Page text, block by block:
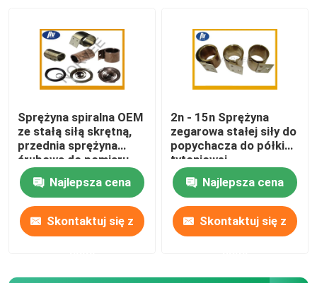
Sprężyna spiralna OEM
ze stałą siłą skrętną,
przednia sprężyna
śrubowa do pomiaru
taśmy
Najlepsza cena
Skontaktuj się z
2n - 15n Sprężyna
zegarowa stałej siły do
​​popychacza do półki
tytoniowej
Najlepsza cena
Skontaktuj się z